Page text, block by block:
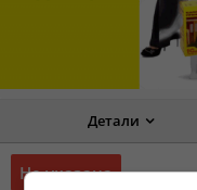
Детали
Не указана